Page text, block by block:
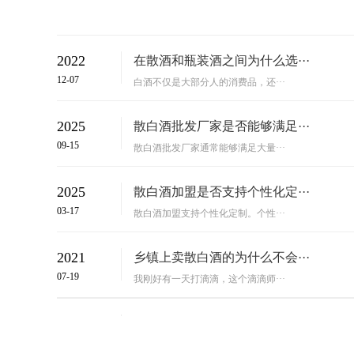
2022
12-07
在散酒和瓶装酒之间为什么选···
白酒不仅是大部分人的消费品，还···
2025
09-15
散白酒批发厂家是否能够满足···
散白酒批发厂家通常能够满足大量···
2025
03-17
散白酒加盟是否支持个性化定···
散白酒加盟支持个性化定制。个性···
2021
07-19
乡镇上卖散白酒的为什么不会···
我刚好有一天打滴滴，这个滴滴师···